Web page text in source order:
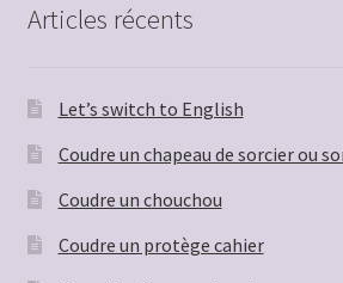
Articles récents
Let’s switch to English
Coudre un chapeau de sorcier ou
Coudre un chouchou
Coudre un protège cahier